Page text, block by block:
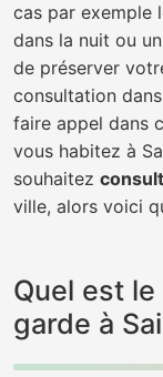
cas par exemple
dans la nuit ou
de préserver
consultation
faire appel dans
vous habitez à
souhaitez
ville, alors voici
Quel est
garde à